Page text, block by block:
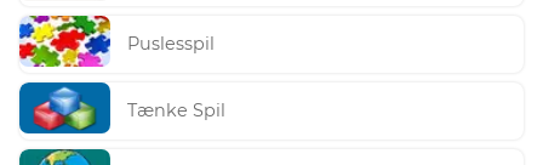
Puslesspil
Tænke Spil